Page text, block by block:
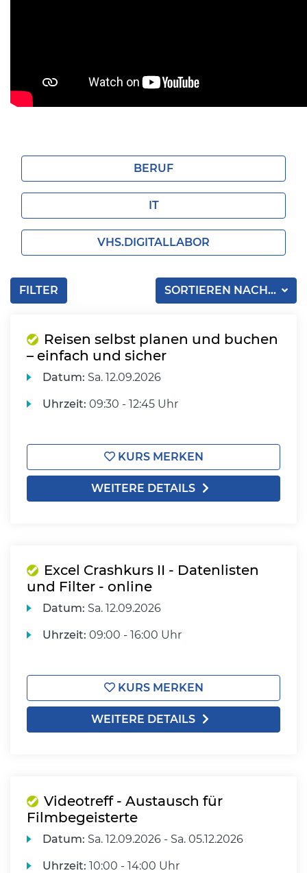
BERUF
IT
VHS.DIGITALLABOR
SORTIEREN NACH...
FILTER
Reisen selbst planen und buchen
– einfach und sicher
Datum: Sa. 12.09.2026
Uhrzeit: 09:30 - 12:45 Uhr
KURS MERKEN
WEITERE DETAILS
Excel Crashkurs II - Datenlisten
und Filter - online
Datum: Sa. 12.09.2026
Uhrzeit: 09:00 - 16:00 Uhr
KURS MERKEN
WEITERE DETAILS
Videotreff - Austausch für
Filmbegeisterte
Datum: Sa. 12.09.2026 - Sa. 05.12.2026
Uhrzeit: 10:00 - 14:00 Uhr